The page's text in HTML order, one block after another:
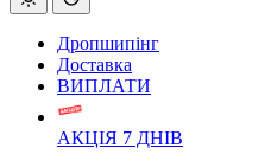
Дропшипінг
Доставка
ВИПЛАТИ
АКЦІЯ 7 ДНІВ